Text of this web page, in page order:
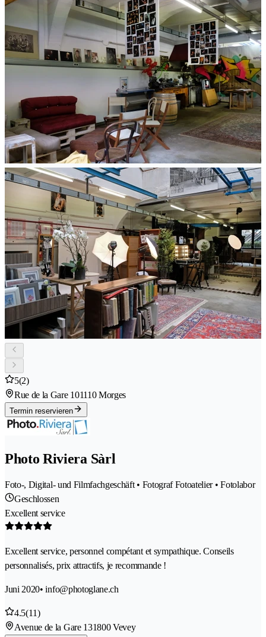
5(2)
Rue de la Gare 101110 Morges
Termin reservieren
Photo Riviera Sàrl
Foto-, Digital- und Filmfachgeschäft • Fotograf Fotoatelier • Fotolabor
Geschlossen
Excellent service
Excellent service, personnel compétant et sympathique. Conseils
personnalisés, prix attractifs, je recommande !
Juni 2020• info@photoglane.ch
4.5(11)
Avenue de la Gare 131800 Vevey